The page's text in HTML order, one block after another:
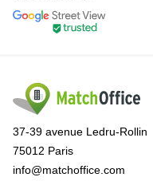
37-39 avenue Ledru-Rollin
75012 Paris
info@matchoffice.com